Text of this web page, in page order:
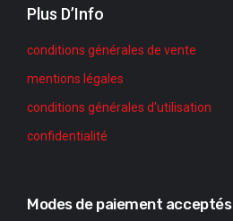
Plus D’Info
conditions générales de vente
mentions légales
conditions générales d'utilisation
confidentialité
Modes de paiement acceptés